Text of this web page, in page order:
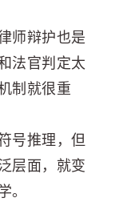
师辩护也是
法官判定太
制就很重
号推理，但
层面，就变
。